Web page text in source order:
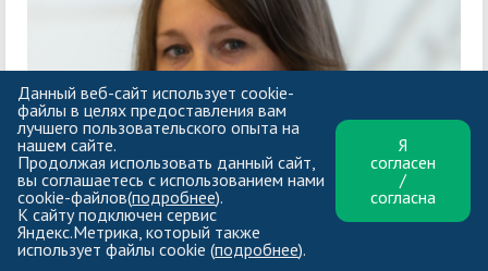
Данный веб-сайт использует cookie-
файлы в целях предоставления вам
лучшего пользовательского опыта на
нашем сайте.
Продолжая использовать данный сайт,
вы соглашаетесь с использованием нами
cookie-файлов(подробнее).
К сайту подключен сервис
Яндекс.Метрика, который также
использует файлы cookie (подробнее).
Я
согласен
/
согласна